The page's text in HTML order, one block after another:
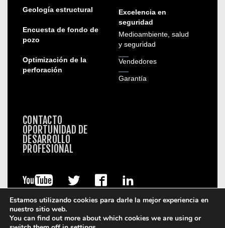
Geología estructural
Encuesta de fondo de
pozo
Optimización de la
perforación
Excelencia en
seguridad
Medioambiente, salud
y seguridad
Vendedores
Garantía
CONTACTO
OPORTUNIDAD DE
DESARROLLO
PROFESIONAL
Estamos utilizando cookies para darle la mejor experiencia en
nuestro sitio web.
You can find out more about which cookies we are using or